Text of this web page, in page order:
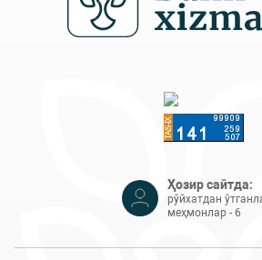
Ҳозир сайтда:
рўйхатдан
меҳмонлар - 6